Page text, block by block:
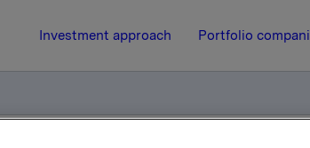
Investment approach Portfolio